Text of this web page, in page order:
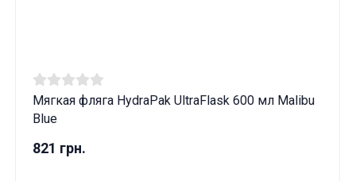
Мягкая фляга HydraPak UltraFlask 600 мл Malibu
Blue
821 грн.